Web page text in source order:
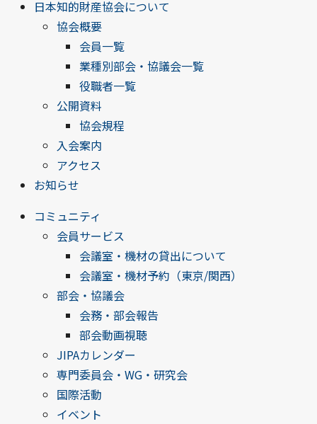
日本知的財産協会について
協会概要
会員一覧
業種別部会・協議会一覧
役職者一覧
公開資料
協会規程
入会案内
アクセス
お知らせ
コミュニティ
会員サービス
会議室・機材の貸出について
会議室・機材予約（東京/関西）
部会・協議会
会務・部会報告
部会動画視聴
JIPAカレンダー
専門委員会・WG・研究会
国際活動
イベント